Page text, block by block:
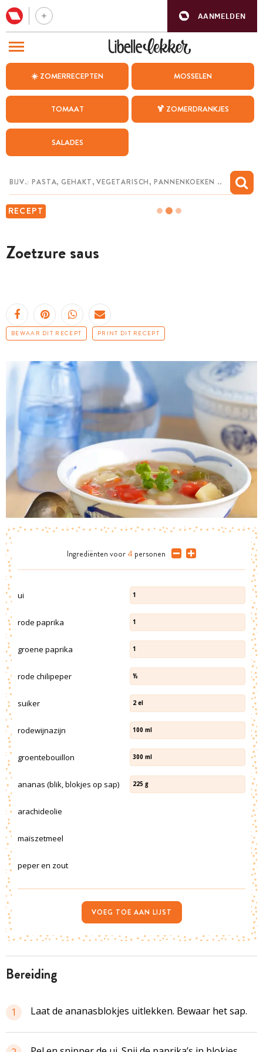
AANMELDEN
☀️ ZOMERRECEPTEN MOSSELEN
TOMAAT 🍹 ZOMERDRANKJES
SALADES
RECEPT
Zoetzure saus
BEWAAR DIT RECEPT PRINT DIT RECEPT
bereiding
1 Laat de ananasblokjes uitlekken. Bewaar het sap.
Ingrediënten voor 4 personen
ui 1
rode paprika 1
groene paprika 1
rode chilipeper ½
suiker 2 el
rodewijnazijn 100 ml
groentebouillon 300 ml
ananas (blik, blokjes op sap) 225 g
arachideolie
maïszetmeel
peper en zout
VOEG TOE AAN LIJST
BEZOEK ONZE ANDERE WEBSITES
WEEKMENU
CHAT MET MAIA
MIJN BEWAARDE RECEPTEN